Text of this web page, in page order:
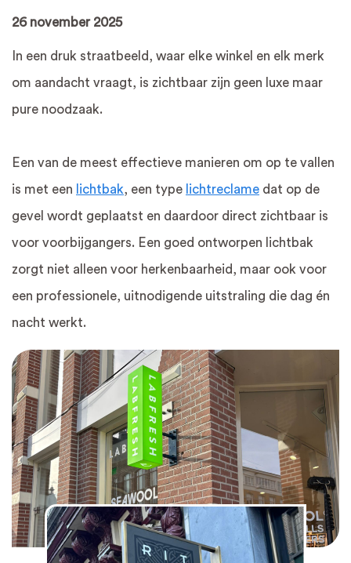
26 november 2025
In een druk straatbeeld, waar elke winkel en elk merk
om aandacht vraagt, is zichtbaar zijn geen luxe maar
pure noodzaak.
Een van de meest effectieve manieren om op te vallen
is met een lichtbak, een type lichtreclame dat op de
gevel wordt geplaatst en daardoor direct zichtbaar is
voor voorbijgangers. Een goed ontworpen lichtbak
zorgt niet alleen voor herkenbaarheid, maar ook voor
een professionele, uitnodigende uitstraling die dag én
nacht werkt.